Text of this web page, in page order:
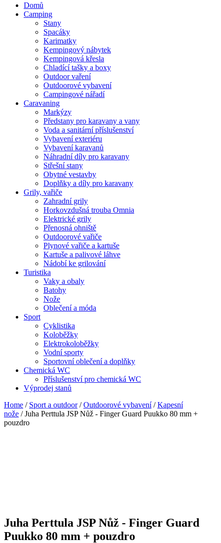
Domů
Camping
Stany
Spacáky
Karimatky
Kempingový nábytek
Kempingová křesla
Chladící tašky a boxy
Outdoor vaření
Outdoorové vybavení
Campingové nářadí
Caravaning
Markýzy
Předstany pro karavany a vany
Voda a sanitární příslušenství
Vybavení exteriéru
Vybavení karavanů
Náhradní díly pro karavany
Střešní stany
Obytné vestavby
Doplňky a díly pro karavany
Grily, vařiče
Zahradní grily
Horkovzdušná trouba Omnia
Elektrické grily
Přenosná ohniště
Outdoorové vařiče
Plynové vařiče a kartuše
Kartuše a palivové láhve
Nádobí ke grilování
Turistika
Vaky a obaly
Batohy
Nože
Oblečení a móda
Sport
Cyklistika
Koloběžky
Elektrokoloběžky
Vodní sporty
Sportovní oblečení a doplňky
Chemická WC
Příslušenství pro chemická WC
Výprodej stanů
Home / Sport a outdoor/Outdoorové vybavení/Kapesní
nože / Juha Perttula JSP Nůž - Finger Guard Puukko 80 mm +
pouzdro
Juha Perttula JSP Nůž - Finger Guard
Puukko 80 mm + pouzdro